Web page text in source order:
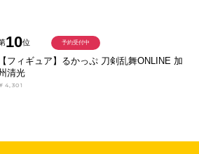
10位
【フィギュア】るかっぷ 刀剣乱舞ONLINE 加
清光
￥4,301
予約受付中